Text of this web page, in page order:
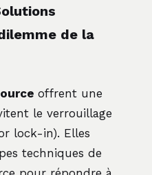
de la
offrent une
le verrouillage
lock-in). Elles
techniques de